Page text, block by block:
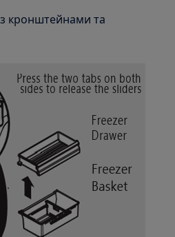
кронштейнами та